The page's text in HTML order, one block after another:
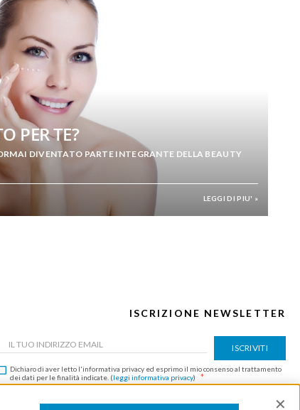
ROUTINE IN AUTUNNO.
LEGGI DI PIU' »
ISCRIZIONE NEWSLETTER
ISCRIVITI
Dichiaro di aver letto l'informativa privacy ed esprimo il mio consenso al trattamento
dei dati per le finalità indicate. (leggi informativa privacy)